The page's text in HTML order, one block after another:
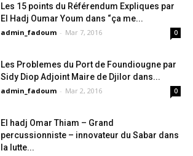
Les 15 points du Référendum Expliques par
El Hadj Oumar Youm dans “ça me...
admin_fadoum - Mar 7, 2016 0
Les Problemes du Port de Foundiougne par
Sidy Diop Adjoint Maire de Djilor dans...
admin_fadoum - Mar 2, 2016 0
El hadj Omar Thiam – Grand
percussionniste – innovateur du Sabar dans
la lutte...